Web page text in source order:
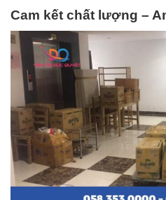
Cam kết chất lượng –